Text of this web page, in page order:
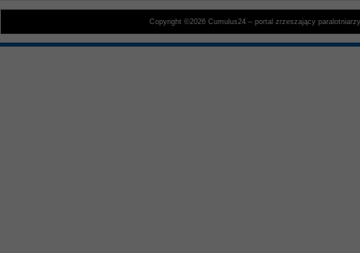
Copyright ©2026 Cumulus24 – portal zrzeszający